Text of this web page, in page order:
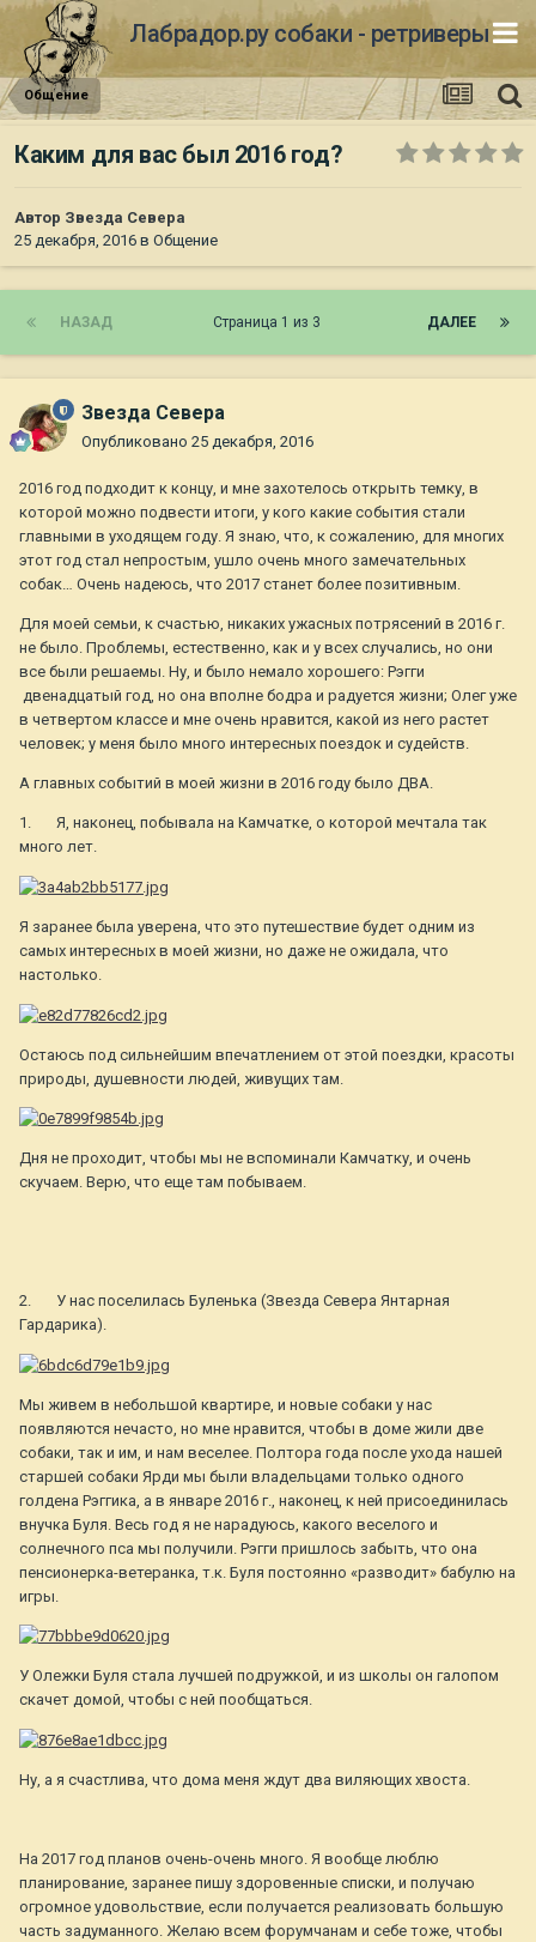
Лабрадор.ру собаки - ретриверы
Общение
Каким для вас был 2016 год?
Автор Звезда Севера
25 декабря, 2016 в Общение
НАЗАД ДАЛЕЕ
Страница 1 из 3
Звезда Севера
Опубликовано 25 декабря, 2016
2016 год подходит к концу, и мне захотелось открыть темку, в
которой можно подвести итоги, у кого какие события стали
главными в уходящем году. Я знаю, что, к сожалению, для многих
этот год стал непростым, ушло очень много замечательных
собак… Очень надеюсь, что 2017 станет более позитивным.
Для моей семьи, к счастью, никаких ужасных потрясений в 2016 г.
не было. Проблемы, естественно, как и у всех случались, но они
все были решаемы. Ну, и было немало хорошего: Рэгги
двенадцатый год, но она вполне бодра и радуется жизни; Олег уже
в четвертом классе и мне очень нравится, какой из него растет
человек; у меня было много интересных поездок и судейств.
А главных событий в моей жизни в 2016 году было ДВА.
1. Я, наконец, побывала на Камчатке, о которой мечтала так
много лет.
Я заранее была уверена, что это путешествие будет одним из
самых интересных в моей жизни, но даже не ожидала, что
настолько.
Остаюсь под сильнейшим впечатлением от этой поездки, красоты
природы, душевности людей, живущих там.
Дня не проходит, чтобы мы не вспоминали Камчатку, и очень
скучаем. Верю, что еще там побываем.
2. У нас поселилась Буленька (Звезда Севера Янтарная
Гардарика).
Мы живем в небольшой квартире, и новые собаки у нас
появляются нечасто, но мне нравится, чтобы в доме жили две
собаки, так и им, и нам веселее. Полтора года после ухода нашей
старшей собаки Ярди мы были владельцами только одного
голдена Рэггика, а в январе 2016 г., наконец, к ней присоединилась
внучка Буля. Весь год я не нарадуюсь, какого веселого и
солнечного пса мы получили. Рэгги пришлось забыть, что она
пенсионерка-ветеранка, т.к. Буля постоянно «разводит» бабулю на
игры.
У Олежки Буля стала лучшей подружкой, и из школы он галопом
скачет домой, чтобы с ней пообщаться.
Ну, а я счастлива, что дома меня ждут два виляющих хвоста.
На 2017 год планов очень-очень много. Я вообще люблю
планирование, заранее пишу здоровенные списки, и получаю
огромное удовольствие, если получается реализовать большую
часть задуманного. Желаю всем форумчанам и себе тоже, чтобы